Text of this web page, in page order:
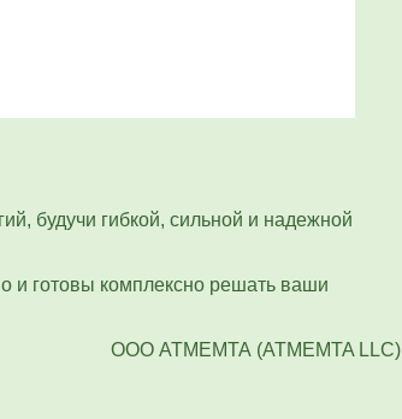
будучи гибкой, сильной и надежной
и готовы комплексно решать ваши
OOO АТМЕМТА (ATMEMTA LLC)